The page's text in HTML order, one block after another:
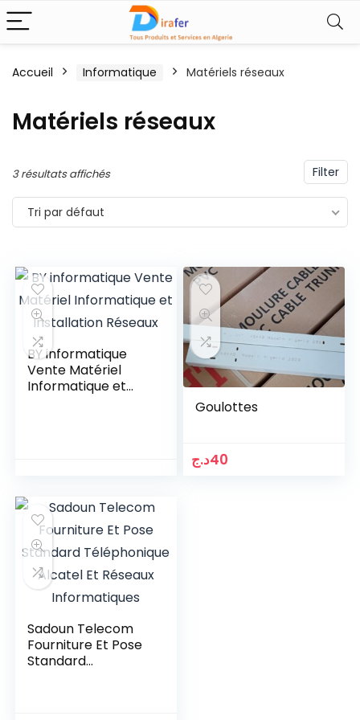
Accueil Informatique Matériels réseaux
Matériels réseaux
Filter
3 résultats affichés
Tri par défaut
BY informatique
Vente Matériel
Informatique et
Goulottes
40د.ج
Sadoun Telecom
Fourniture Et Pose
Standard